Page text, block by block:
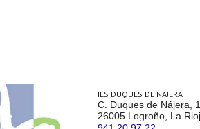
IES DUQUES DE NAJERA
C. Duques de Nájera,
26005 Logroño, La